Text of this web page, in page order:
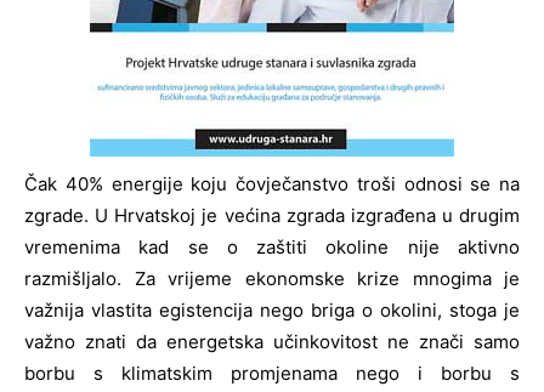
Čak 40% energije koju čovječanstvo troši odnosi se na
zgrade. U Hrvatskoj je većina zgrada izgrađena u drugim
vremenima kad se o zaštiti okoline nije aktivno
razmišljalo. Za vrijeme ekonomske krize mnogima je
važnija vlastita egistencija nego briga o okolini, stoga je
važno znati da energetska učinkovitost ne znači samo
borbu s klimatskim promjenama nego i borbu s